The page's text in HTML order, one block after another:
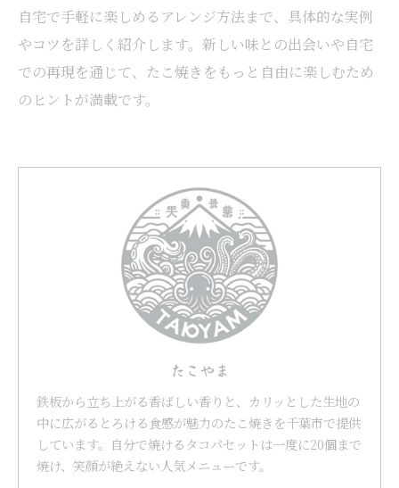
自宅で手軽に楽しめるアレンジ方法まで、具体的な実例
やコツを詳しく紹介します。新しい味との出会いや自宅
での再現を通じて、たこ焼きをもっと自由に楽しむため
のヒントが満載です。
たこやま
鉄板から立ち上がる香ばしい香りと、カリッとした生地の
中に広がるとろける食感が魅力のたこ焼きを千葉市で提供
しています。自分で焼けるタコパセットは一度に20個まで
焼け、笑顔が絶えない人気メニューです。